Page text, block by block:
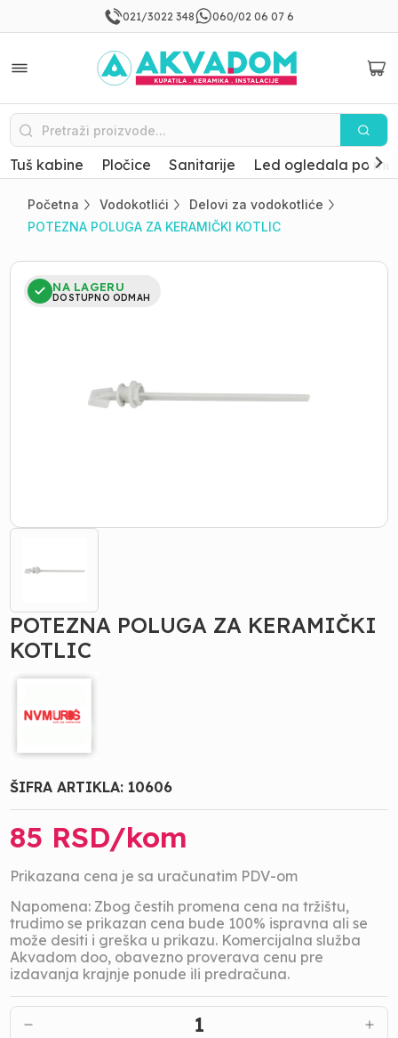
021/3022 348 060/02 06 07 6
Tuš kabine Pločice Sanitarije Led ogledala po
Početna Vodokotlići
Delovi za vodokotliće
POTEZNA POLUGA ZA KERAMIČKI KOTLIC
NA LAGERU
DOSTUPNO ODMAH
POTEZNA POLUGA ZA KERAMIČKI
KOTLIC
ŠIFRA ARTIKLA: 10606
85 RSD/kom
Prikazana cena je sa uračunatim PDV-om
Napomena: Zbog čestih promena cena na tržištu,
trudimo se prikazan cena bude 100% ispravna ali se
može desiti i greška u prikazu. Komercijalna služba
Akvadom doo, obavezno proverava cenu pre
izdavanja krajnje ponude ili predračuna.
1